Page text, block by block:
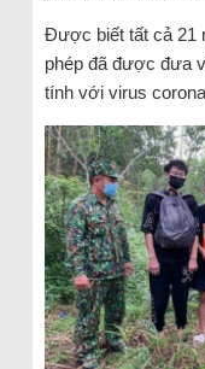
Được biết tất cả 21
phép đã được đưa
tính với virus